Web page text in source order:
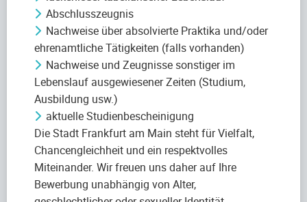
Abschlusszeugnis
Nachweise über absolvierte Praktika und/oder
ehrenamtliche Tätigkeiten (falls vorhanden)
Nachweise und Zeugnisse sonstiger im
Lebenslauf ausgewiesener Zeiten (Studium,
Ausbildung usw.)
aktuelle Studienbescheinigung
Die Stadt Frankfurt am Main steht für Vielfalt,
Chancengleichheit und ein respektvolles
Miteinander. Wir freuen uns daher auf Ihre
Bewerbung unabhängig von Alter,